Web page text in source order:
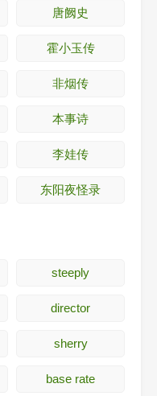
唐阙史
霍小玉传
非烟传
本事诗
李娃传
东阳夜怪录
steeply
director
sherry
base rate